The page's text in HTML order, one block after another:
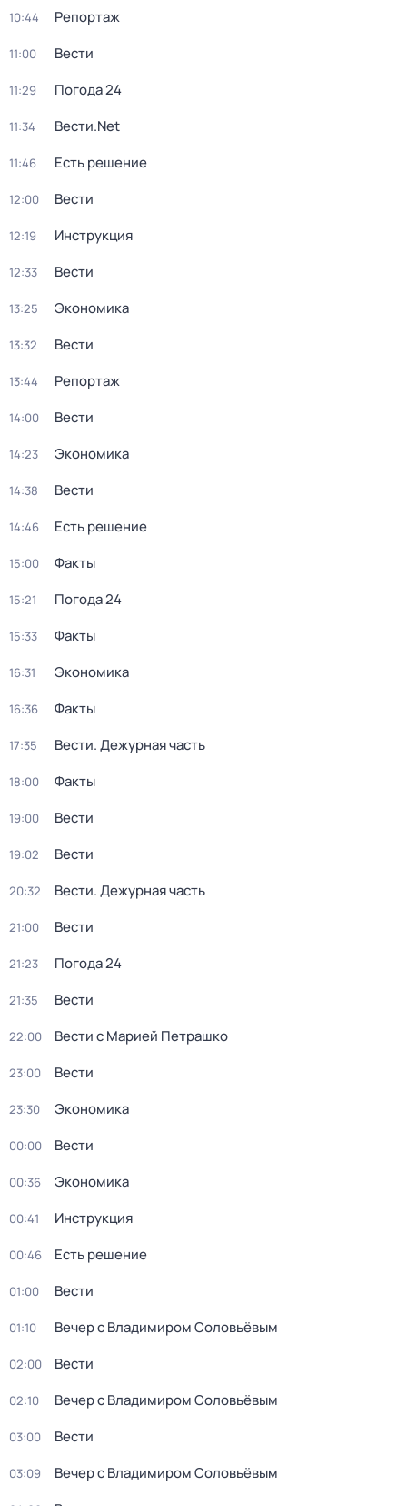
10:44 Репортаж
11:00 Вести
11:29 Погода 24
11:34 Вести.Net
11:46 Есть решение
12:00 Вести
12:19 Инструкция
12:33 Вести
13:25 Экономика
13:32 Вести
13:44 Репортаж
14:00 Вести
14:23 Экономика
14:38 Вести
14:46 Есть решение
15:00 Факты
15:21 Погода 24
15:33 Факты
16:31 Экономика
16:36 Факты
17:35 Вести. Дежурная часть
18:00 Факты
19:00 Вести
19:02 Вести
20:32 Вести. Дежурная часть
21:00 Вести
21:23 Погода 24
21:35 Вести
22:00 Вести с Марией Петрашко
23:00 Вести
23:30 Экономика
00:00 Вести
00:36 Экономика
00:41 Инструкция
00:46 Есть решение
01:00 Вести
01:10 Вечер с Владимиром Соловьёвым
02:00 Вести
02:10 Вечер с Владимиром Соловьёвым
03:00 Вести
03:09 Вечер с Владимиром Соловьёвым